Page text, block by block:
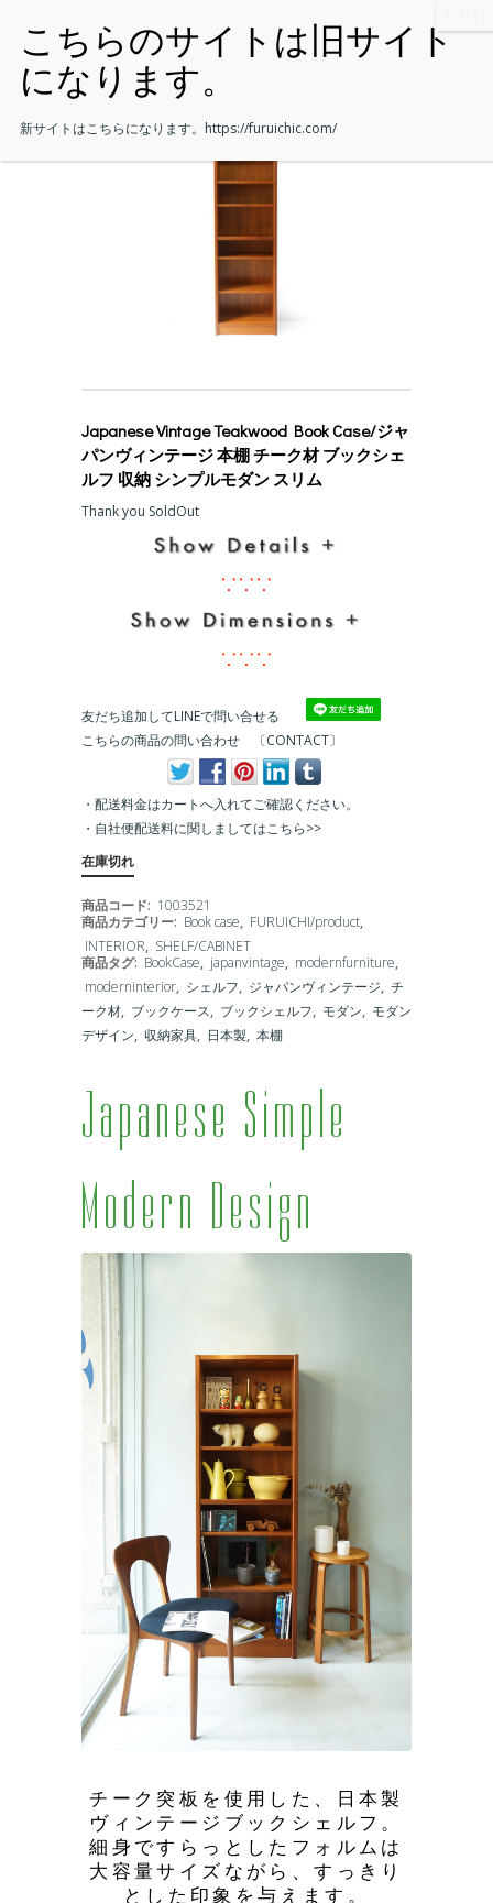
Japanese Vintage Teakwood Book Case/ジャ
パンヴィンテージ 本棚 チーク材 ブックシェ
ルフ 収納 シンプルモダン スリム
Thank you SoldOut
∵∵∵
∵∵∵
友だち追加してLINEで問い合せる
こちらの商品の問い合わせ 〔CONTACT〕
・配送料金はカートへ入れてご確認ください。
・ 自社便配送料に関しましてはこちら>>
在庫切れ
商品コード: 1003521
商品カテゴリー: Book case, FURUICHI/product,
INTERIOR, SHELF/CABINET
商品タグ: BookCase, japanvintage, modernfurniture,
moderninterior, シェルフ, ジャパンヴィンテージ, チ
ーク材, ブックケース, ブックシェルフ, モダン, モダン
デザイン, 収納家具, 日本製, 本棚
Japanese Simple
Modern Design
チーク突板を使用した、日本製
ヴィンテージブックシェルフ。
細身ですらっとしたフォルムは
大容量サイズながら、すっきり
とした印象を与えます。
新サイトはこちらになります。 https://furuichic.com/